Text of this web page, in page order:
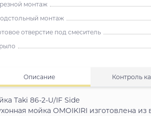
монтаж
монтаж
отверстие под смеситель
Описание Контроль
Taki 86-2-U/IF Side
мойка OMOIKIRI изготовлена